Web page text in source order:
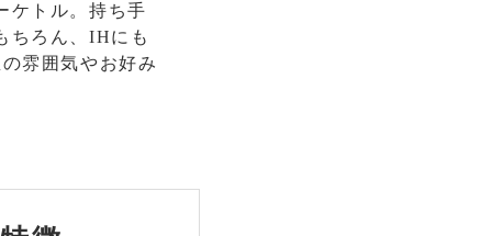
ケトル。持ち手
ちろん、IHにも
雰囲気やお好み